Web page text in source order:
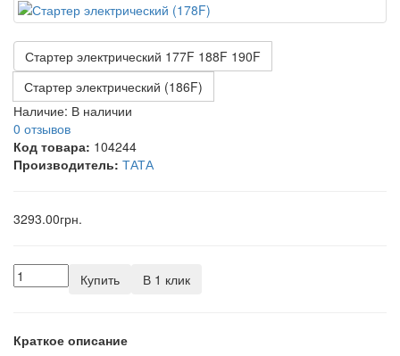
Стартер электрический 177F 188F 190F
Стартер электрический (186F)
Наличие: В наличии
0 отзывов
Код товара: 104244
Производитель: ТАТА
3293.00грн.
Купить В 1 клик
Краткое описание